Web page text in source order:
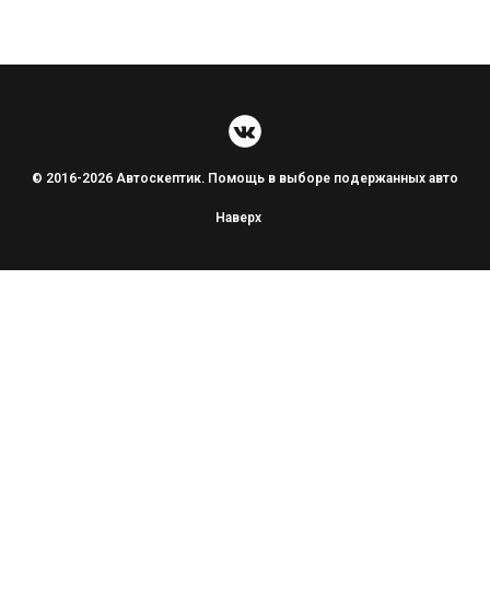
© 2016-2026 Автоскептик. Помощь в выборе подержанных авто
Наверх